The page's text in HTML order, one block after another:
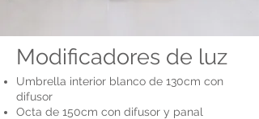
Modificadores de luz
Umbrella interior blanco de 130cm con
difusor
Octa de 150cm con difusor y panal